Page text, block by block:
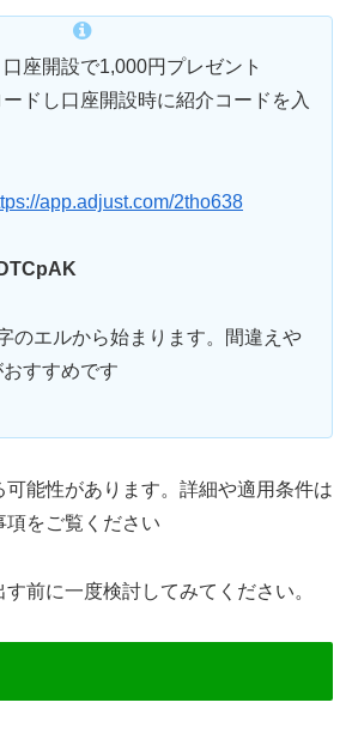
口座開設で1,000円プレゼント
ドし口座開設時に紹介コードを入
app.adjust.com/2tho638
のエルから始まります。間違えや
すすめです
能性があります。詳細や適用条件は
項をご覧ください
前に一度検討してみてください。